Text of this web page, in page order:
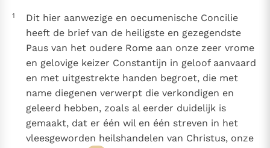
Denzinger
Gebruiksvoorwaarden
Nieuwste Documenten
5. Het gebed van de Kerk
In Christus wordt onze honger vervuld
Leer de kostbare parel van Gods koninkrijk te
herkennen
Gods Koninkrijk groeit stilletjes door liefde, niet door
dwang
De mystiek. De mystieke verschijnselen en de
1
Dit hier aanwezige en oecumenische Concilie
heeft de brief van de heiligste en gezegendste
Paus van het oudere Rome aan onze zeer vrome
en gelovige keizer Constantijn in geloof aanvaard
en met uitgestrekte handen begroet, die met
name diegenen verwerpt die verkondigen en
geleerd hebben, zoals al eerder duidelijk is
gemaakt, dat er één wil en één streven in het
vleesgeworden heilshandelen van Christus, onze